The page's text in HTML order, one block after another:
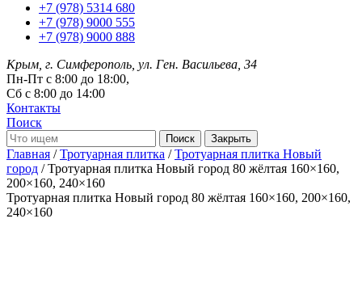
+7 (978) 5314 680
+7 (978) 9000 555
+7 (978) 9000 888
Крым, г. Симферополь, ул. Ген. Васильева, 34
Пн-Пт с 8:00 до 18:00,
Сб с 8:00 до 14:00
Контакты
Поиск
Закрыть
Главная /Тротуарная плитка /Тротуарная плитка Новый
город / Тротуарная плитка Новый город 80 жёлтая 160×160,
200×160, 240×160
Тротуарная плитка Новый город 80 жёлтая 160×160, 200×160,
240×160